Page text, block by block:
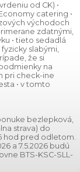
od CK) •
catering •
východoch
zdatnými,
• tieto sedadlá
slabými,
že si
na
pri check-ine
• v tomto
bezlepková,
strava) do
hod pred odletom.
a 7.5.2026 budú
BTS-KSC-SLL-